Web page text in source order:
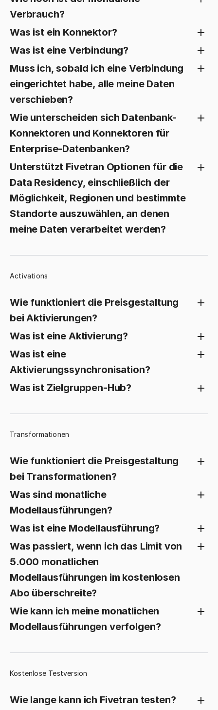
Verbrauch?
Was ist ein Konnektor?
Was ist eine Verbindung?
Muss ich, sobald ich eine Verbindung
eingerichtet habe, alle meine Daten
verschieben?
Wie unterscheiden sich Datenbank-
Konnektoren und Konnektoren für
Enterprise-Datenbanken?
Unterstützt Fivetran Optionen für die
Data Residency, einschließlich der
Möglichkeit, Regionen und bestimmte
Standorte auszuwählen, an denen
meine Daten verarbeitet werden?
Activations
Wie funktioniert die Preisgestaltung
bei Aktivierungen?
Was ist eine Aktivierung?
Was ist eine
Aktivierungssynchronisation?
Was ist Zielgruppen-Hub?
Transformationen
Wie funktioniert die Preisgestaltung
bei Transformationen?
Was sind monatliche
Modellausführungen?
Was ist eine Modellausführung?
Was passiert, wenn ich das Limit von
5.000 monatlichen
Modellausführungen im kostenlosen
Abo überschreite?
Wie kann ich meine monatlichen
Modellausführungen verfolgen?
Kostenlose Testversion
Wie lange kann ich Fivetran testen?